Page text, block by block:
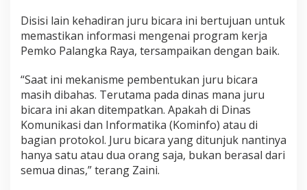
Disisi lain kehadiran juru bicara ini bertujuan untuk
memastikan informasi mengenai program kerja
Pemko Palangka Raya, tersampaikan dengan baik.
“Saat ini mekanisme pembentukan juru bicara
masih dibahas. Terutama pada dinas mana juru
bicara ini akan ditempatkan. Apakah di Dinas
Komunikasi dan Informatika (Kominfo) atau di
bagian protokol. Juru bicara yang ditunjuk nantinya
hanya satu atau dua orang saja, bukan berasal dari
semua dinas,” terang Zaini.